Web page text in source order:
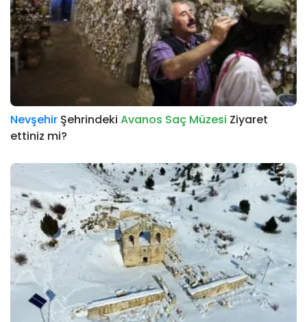
Nevşehir Şehrindeki Avanos Saç Müzesi Ziyaret
ettiniz mi?